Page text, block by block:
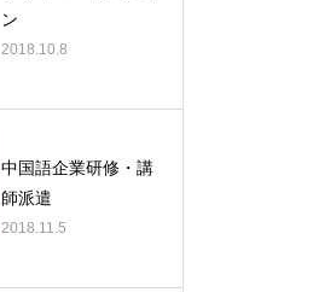
ン
2018.10.8
中国語企業研修・講
師派遣
2018.11.5